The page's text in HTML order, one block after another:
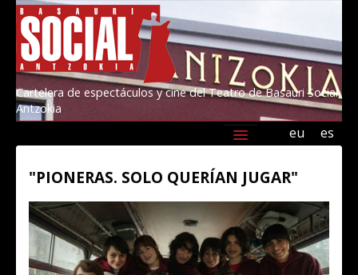
Cartelera de espectáculos y cine del Teatro de Basauri Social
Antzokia
es
eu
Kultur Basauri
"PIONERAS. SOLO QUERÍAN JUGAR"